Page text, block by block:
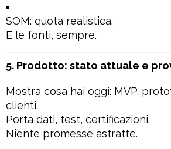
SOM: quota realistica.
E le fonti, sempre.
5. Prodotto: stato attuale e
Mostra cosa hai oggi: MVP,
clienti.
Porta dati, test, certificazioni.
Niente promesse astratte.